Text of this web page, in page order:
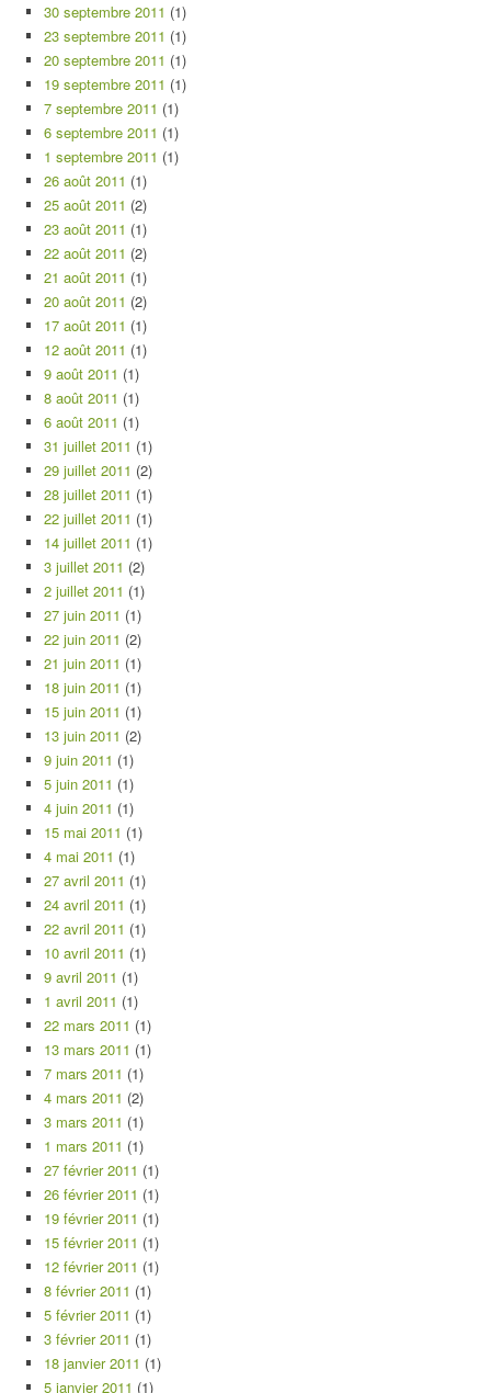
30 septembre 2011 (1)
23 septembre 2011 (1)
20 septembre 2011 (1)
19 septembre 2011 (1)
7 septembre 2011 (1)
6 septembre 2011 (1)
1 septembre 2011 (1)
26 août 2011 (1)
25 août 2011 (2)
23 août 2011 (1)
22 août 2011 (2)
21 août 2011 (1)
20 août 2011 (2)
17 août 2011 (1)
12 août 2011 (1)
9 août 2011 (1)
8 août 2011 (1)
6 août 2011 (1)
31 juillet 2011 (1)
29 juillet 2011 (2)
28 juillet 2011 (1)
22 juillet 2011 (1)
14 juillet 2011 (1)
3 juillet 2011 (2)
2 juillet 2011 (1)
27 juin 2011 (1)
22 juin 2011 (2)
21 juin 2011 (1)
18 juin 2011 (1)
15 juin 2011 (1)
13 juin 2011 (2)
9 juin 2011 (1)
5 juin 2011 (1)
4 juin 2011 (1)
15 mai 2011 (1)
4 mai 2011 (1)
27 avril 2011 (1)
24 avril 2011 (1)
22 avril 2011 (1)
10 avril 2011 (1)
9 avril 2011 (1)
1 avril 2011 (1)
22 mars 2011 (1)
13 mars 2011 (1)
7 mars 2011 (1)
4 mars 2011 (2)
3 mars 2011 (1)
1 mars 2011 (1)
27 février 2011 (1)
26 février 2011 (1)
19 février 2011 (1)
15 février 2011 (1)
12 février 2011 (1)
8 février 2011 (1)
5 février 2011 (1)
3 février 2011 (1)
18 janvier 2011 (1)
5 janvier 2011 (1)